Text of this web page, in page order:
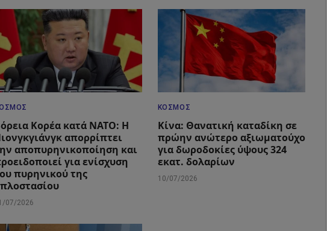
Κορέα κατά ΝΑΤΟ: Η
απορρίπτει
αποπυρηνικοποίηση και
για ενίσχυση
πυρηνικού της
07/2026
ΚΌΣΜΟΣ
Κίνα: Θανατική καταδίκη σε
πρώην ανώτερο αξιωματούχο
για δωροδοκίες ύψους 324
εκατ. δολαρίων
10/07/2026